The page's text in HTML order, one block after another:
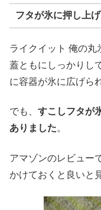
フタが氷に押し上
ライクイット 俺の丸
蓋ともにしっかりし
に容器が氷に広げら
でも、 すこしフタが
ありました。
アマゾンのレビュー
かけておくと良いと